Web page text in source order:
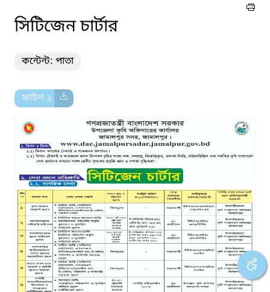
সিটিজেন চার্টার
কন্টেন্ট: পাতা
ফাইল ১